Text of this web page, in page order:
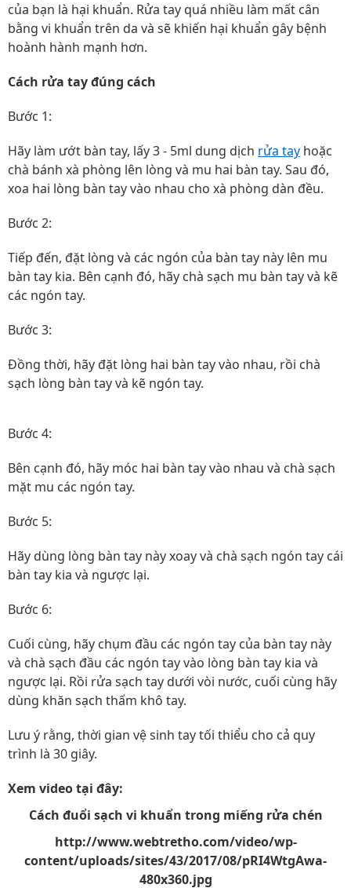
của bạn là hại khuẩn. Rửa tay quá nhiều làm mất cân
bằng vi khuẩn trên da và sẽ khiến hại khuẩn gây bệnh
hoành hành mạnh hơn.
Cách rửa tay đúng cách
Bước 1:
Hãy làm ướt bàn tay, lấy 3 - 5ml dung dịch rửa tay hoặc
chà bánh xà phòng lên lòng và mu hai bàn tay. Sau đó,
xoa hai lòng bàn tay vào nhau cho xà phòng dàn đều.
Bước 2:
Tiếp đến, đặt lòng và các ngón của bàn tay này lên mu
bàn tay kia. Bên cạnh đó, hãy chà sạch mu bàn tay và kẽ
các ngón tay.
Bước 3:
Đồng thời, hãy đặt lòng hai bàn tay vào nhau, rồi chà
sạch lòng bàn tay và kẽ ngón tay.
Bước 4:
Bên cạnh đó, hãy móc hai bàn tay vào nhau và chà sạch
mặt mu các ngón tay.
Bước 5:
Hãy dùng lòng bàn tay này xoay và chà sạch ngón tay cái
bàn tay kia và ngược lại.
Bước 6:
Cuối cùng, hãy chụm đầu các ngón tay của bàn tay này
và chà sạch đầu các ngón tay vào lòng bàn tay kia và
ngược lại. Rồi rửa sạch tay dưới vòi nước, cuối cùng hãy
dùng khăn sạch thấm khô tay.
Lưu ý rằng, thời gian vệ sinh tay tối thiểu cho cả quy
trình là 30 giây.
Xem video tại đây:
Cách đuổi sạch vi khuẩn trong miếng rửa chén
http://www.webtretho.com/video/wp-
content/uploads/sites/43/2017/08/pRI4WtgAwa-
480x360.jpg